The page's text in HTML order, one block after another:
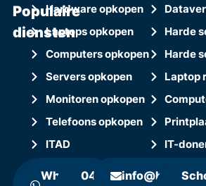
Populaire
diensten
Hardware opkopen
Laptops opkopen
Computers opkopen
Servers opkopen
Monitoren opkopen
Telefoons opkopen
ITAD
Harde
Harde
Laptop
IT-
WhatsApp
0411